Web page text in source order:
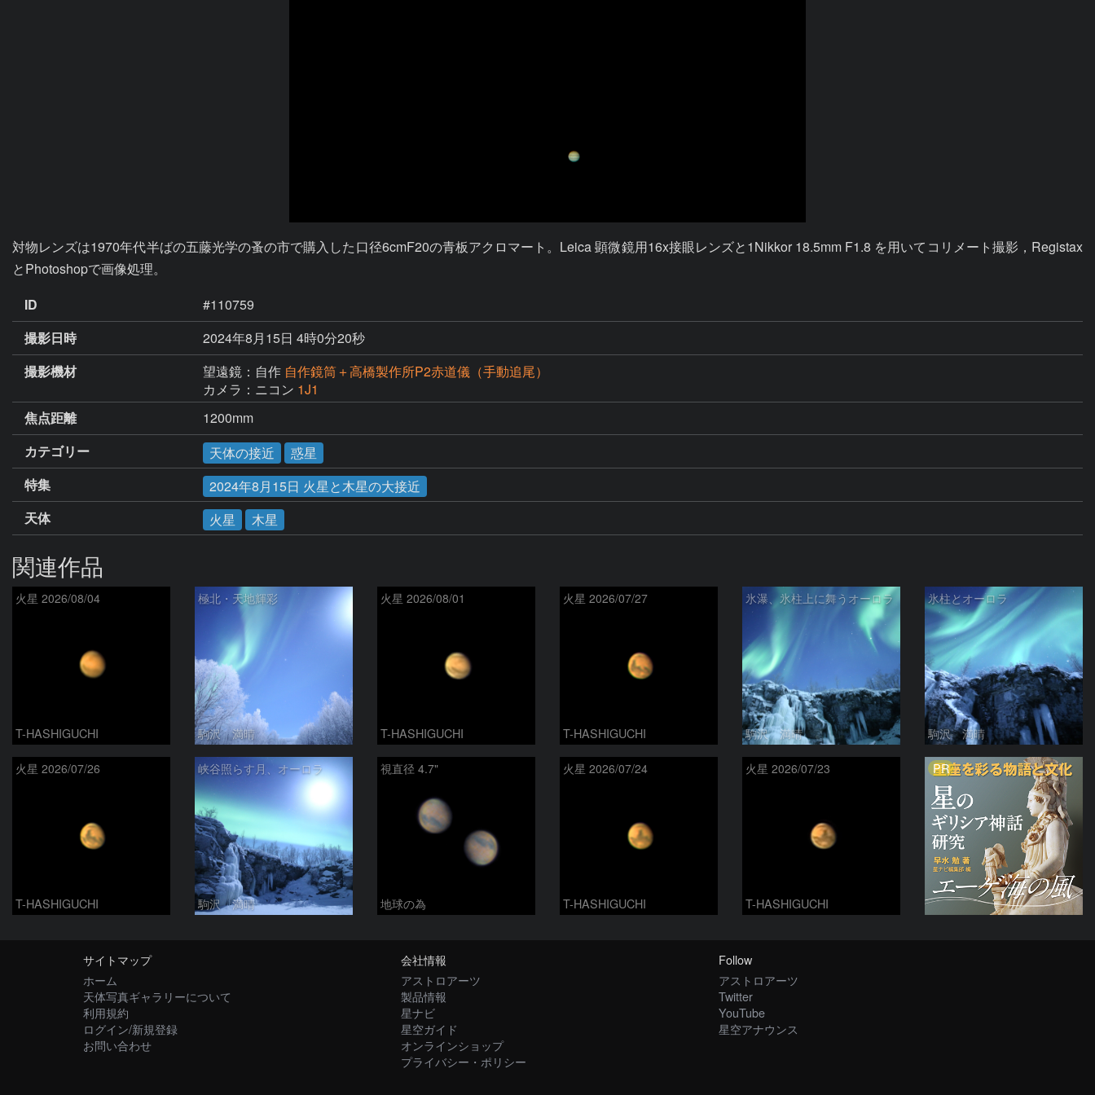
対物レンズは1970年代半ばの五藤光学の蚤の市で購入した口径6cmF20の青板アクロマート。Leica 顕微鏡用16x接眼レンズと1Nikkor 18.5mm F1.8 を用いてコリメート撮影，Registax
とPhotoshopで画像処理。
ID
#110759
撮影日時
2024年8月15日 4時0分20秒
撮影機材
望遠鏡：自作 自作鏡筒＋高橋製作所P2赤道儀（手動追尾）
カメラ：ニコン 1J1
焦点距離
1200mm
カテゴリー
天体の接近
惑星
特集
2024年8月15日 火星と木星の大接近
天体
火星 木星
関連作品
火星 2026/08/04
T-HASHIGUCHI
極北・天地輝彩
駒沢 満晴
火星 2026/08/01
T-HASHIGUCHI
火星 2026/07/27
T-HASHIGUCHI
氷瀑、氷柱上に舞うオーロラ
駒沢 満晴
氷柱とオーロラ
駒沢 満晴
火星 2026/07/26
T-HASHIGUCHI
峡谷照らす月、オーロラ
駒沢 満晴
視直径 4.7"
地球の為
火星 2026/07/24
T-HASHIGUCHI
火星 2026/07/23
T-HASHIGUCHI
PR
サイトマップ
ホーム
天体写真ギャラリーについて
利用規約
ログイン/新規登録
お問い合わせ
会社情報
アストロアーツ
製品情報
星ナビ
星空ガイド
オンラインショップ
プライバシー・ポリシー
Follow
アストロアーツ
Twitter
YouTube
星空アナウンス